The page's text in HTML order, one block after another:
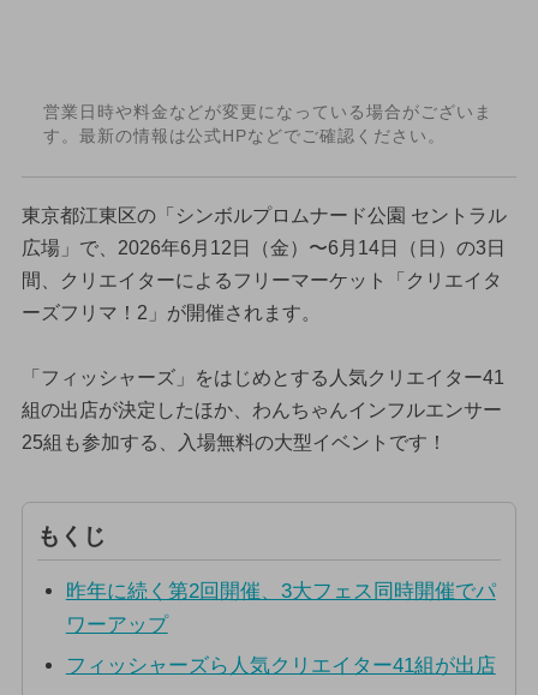
営業日時や料金などが変更になっている場合がございま
す。最新の情報は公式HPなどでご確認ください。
東京都江東区の「シンボルプロムナード公園 セントラル
広場」で、2026年6月12日（金）〜6月14日（日）の3日
間、クリエイターによるフリーマーケット「クリエイタ
ーズフリマ！2」が開催されます。
「フィッシャーズ」をはじめとする人気クリエイター41
組の出店が決定したほか、わんちゃんインフルエンサー
25組も参加する、入場無料の大型イベントです！
もくじ
昨年に続く第2回開催、3大フェス同時開催でパ
ワーアップ
フィッシャーズら人気クリエイター41組が出店